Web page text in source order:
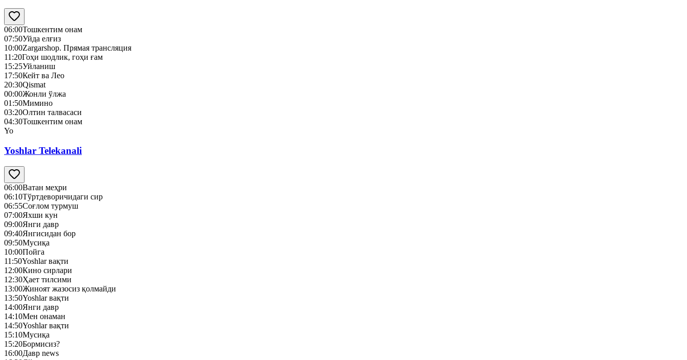
06:00Тошкентим онам
07:50Уйда елғиз
10:00Zargarshop. Прямая трансляция
11:20Гоҳи шодлик, гоҳи ғам
15:25Уйланиш
17:50Кейт ва Лео
20:30Qismat
00:00Жонли ўлжа
01:50Мимино
03:20Олтин талвасаси
04:30Тошкентим онам
Yo
Yoshlar Telekanali
06:00Ватан меҳри
06:10Тўртдеворичидаги сир
06:55Соғлом турмуш
07:00Яхши кун
09:00Янги давр
09:40Янгисидан бор
09:50Mусиқа
10:00Пойга
11:50Yoshlar вақти
12:00Кино сирлари
12:30Ҳает тилсими
13:00Жиноят жазосиз қолмайди
13:50Yoshlar вақти
14:00Янги давр
14:10Мен онаман
14:50Yoshlar вақти
15:10Mусиқа
15:20Бормисиз?
16:00Давр news